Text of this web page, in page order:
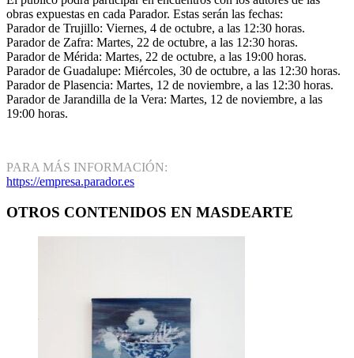
obras expuestas en cada Parador. Estas serán las fechas:
Parador de Trujillo: Viernes, 4 de octubre, a las 12:30 horas.
Parador de Zafra: Martes, 22 de octubre, a las 12:30 horas.
Parador de Mérida: Martes, 22 de octubre, a las 19:00 horas.
Parador de Guadalupe: Miércoles, 30 de octubre, a las 12:30 horas.
Parador de Plasencia: Martes, 12 de noviembre, a las 12:30 horas.
Parador de Jarandilla de la Vera: Martes, 12 de noviembre, a las
19:00 horas.
PARA MÁS INFORMACIÓN:
https://empresa.parador.es
OTROS CONTENIDOS EN MASDEARTE